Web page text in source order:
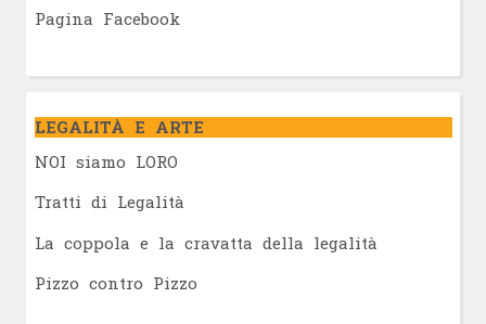
Pagina Facebook
LEGALITÀ E ARTE
NOI siamo LORO
Tratti di Legalità
La coppola e la cravatta della legalità
Pizzo contro Pizzo